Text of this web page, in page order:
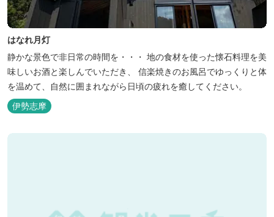
はなれ月灯
静かな景色で非日常の時間を・・・ 地の食材を使った懐石料理を美
味しいお酒と楽しんでいただき、 信楽焼きのお風呂でゆっくりと体
を温めて、自然に囲まれながら日頃の疲れを癒してください。
伊勢志摩